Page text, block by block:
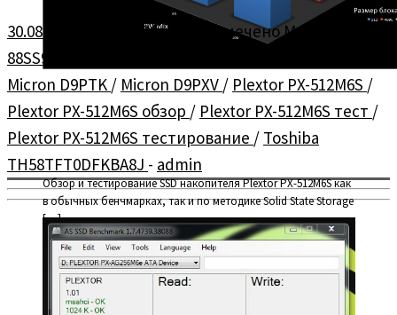
Обзор и тестирование SSD накопителя Plextor PX-512M6S как
в обычных бенчмарках, так и по методике Solid State Storage
[…]
30.08.2014 Обзоры помеченоMarvell
88SS9188-BJM2
Micron D9PTK / Micron D9PXV / Plextor PX-512M6S /
Plextor PX-512M6S обзор / Plextor PX-512M6S тест /
Plextor PX-512M6S тестирование / Toshiba
TH58TFT0DFKBA8J - admin